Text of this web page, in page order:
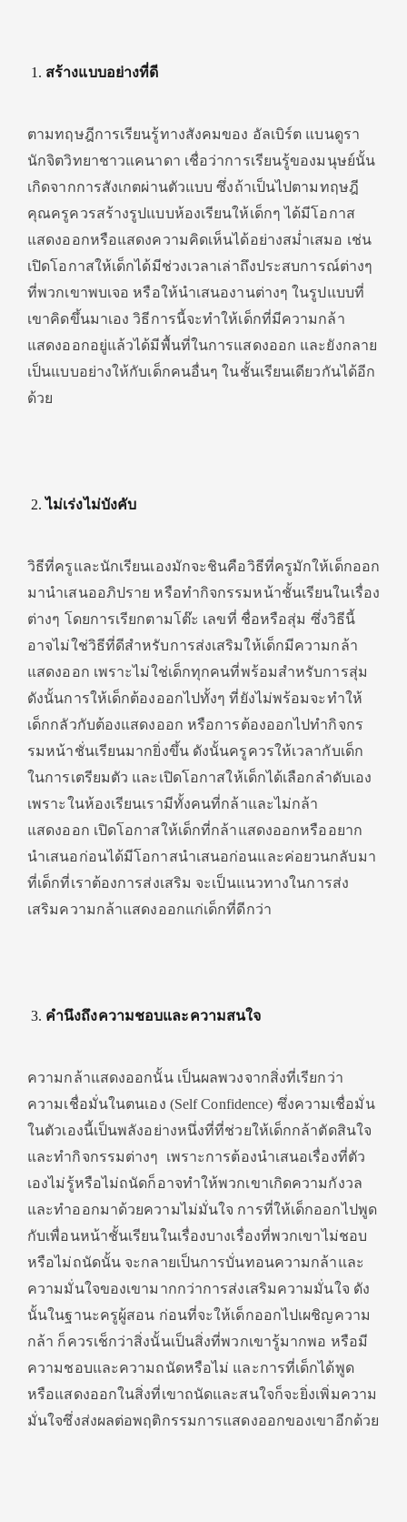
สร้างแบบอย่างที่ดี
ตามทฤษฎีการเรียนรู้ทางสังคมของ อัลเบิร์ต แบนดูรา
นักจิตวิทยาชาวแคนาดา เชื่อว่าการเรียนรู้ของมนุษย์นั้น
เกิดจากการสังเกตผ่านตัวแบบ ซึ่งถ้าเป็นไปตามทฤษฎี
คุณครูควรสร้างรูปแบบห้องเรียนให้เด็กๆ ได้มีโอกาส
แสดงออกหรือแสดงความคิดเห็นได้อย่างสม่ำเสมอ เช่น
เปิดโอกาสให้เด็กได้มีช่วงเวลาเล่าถึงประสบการณ์ต่างๆ
ที่พวกเขาพบเจอ หรือให้นำเสนองานต่างๆ ในรูปแบบที่
เขาคิดขึ้นมาเอง วิธีการนี้จะทำให้เด็กที่มีความกล้า
แสดงออกอยู่แล้วได้มีพื้นที่ในการแสดงออก และยังกลาย
เป็นแบบอย่างให้กับเด็กคนอื่นๆ ในชั้นเรียนเดียวกันได้อีก
ด้วย
ไม่เร่งไม่บังคับ
วิธีที่ครูและนักเรียนเองมักจะชินคือวิธีที่ครูมักให้เด็กออก
มานำเสนออภิปราย หรือทำกิจกรรมหน้าชั้นเรียนในเรื่อง
ต่างๆ โดยการเรียกตามโต๊ะ เลขที่ ชื่อหรือสุ่ม ซึ่งวิธีนี้
อาจไม่ใช่วิธีที่ดีสำหรับการส่งเสริมให้เด็กมีความกล้า
แสดงออก เพราะไม่ใช่เด็กทุกคนที่พร้อมสำหรับการสุ่ม
ดังนั้นการให้เด็กต้องออกไปทั้งๆ ที่ยังไม่พร้อมจะทำให้
เด็กกลัวกับต้องแสดงออก หรือการต้องออกไปทำกิจกร
รมหน้าชั่นเรียนมากยิ่งขึ้น ดังนั้นครูควรให้เวลากับเด็ก
ในการเตรียมตัว และเปิดโอกาสให้เด็กได้เลือกลำดับเอง
เพราะในห้องเรียนเรามีทั้งคนที่กล้าและไม่กล้า
แสดงออก เปิดโอกาสให้เด็กที่กล้าแสดงออกหรืออยาก
นำเสนอก่อนได้มีโอกาสนำเสนอก่อนและค่อยวนกลับมา
ที่เด็กที่เราต้องการส่งเสริม จะเป็นแนวทางในการส่ง
เสริมความกล้าแสดงออกแก่เด็กที่ดีกว่า
คำนึงถึงความชอบและความสนใจ
ความกล้าแสดงออกนั้น เป็นผลพวงจากสิ่งที่เรียกว่า
ความเชื่อมั่นในตนเอง (Self Confidence) ซึ่งความเชื่อมั่น
ในตัวเองนี้เป็นพลังอย่างหนึ่งที่ที่ช่วยให้เด็กกล้าตัดสินใจ
และทำกิจกรรมต่างๆ เพราะการต้องนำเสนอเรื่องที่ตัว
เองไม่รู้หรือไม่ถนัดก็อาจทำให้พวกเขาเกิดความกังวล
และทำออกมาด้วยความไม่มั่นใจ การที่ให้เด็กออกไปพูด
กับเพื่อนหน้าชั้นเรียนในเรื่องบางเรื่องที่พวกเขาไม่ชอบ
หรือไม่ถนัดนั้น จะกลายเป็นการบั่นทอนความกล้าและ
ความมั่นใจของเขามากกว่าการส่งเสริมความมั่นใจ ดัง
นั้นในฐานะครูผู้สอน ก่อนที่จะให้เด็กออกไปเผชิญความ
กล้า ก็ควรเช็กว่าสิ่งนั้นเป็นสิ่งที่พวกเขารู้มากพอ หรือมี
ความชอบและความถนัดหรือไม่ และการที่เด็กได้พูด
หรือแสดงออกในสิ่งที่เขาถนัดและสนใจก็จะยิ่งเพิ่มความ
มั่นใจซึ่งส่งผลต่อพฤติกรรมการแสดงออกของเขาอีกด้วย